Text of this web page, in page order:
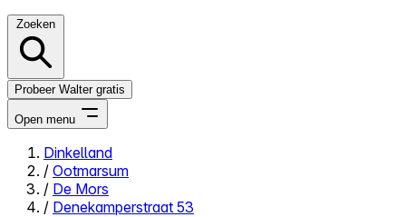
Zoeken
Probeer Walter gratis
Open menu
Close menu
Dinkelland
/ Ootmarsum
/ De Mors
/ Denekamperstraat 53